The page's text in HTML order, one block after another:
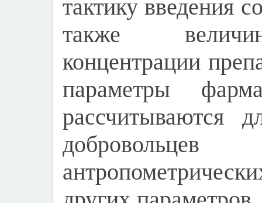
тактику введения
также
концентрации
параметры
рассчитываются